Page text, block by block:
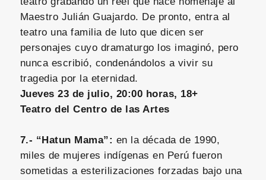
Maestro Julián Guajardo. De pronto, entra al
teatro una familia de luto que dicen ser
personajes cuyo dramaturgo los imaginó, pero
nunca escribió, condenándolos a vivir su
tragedia por la eternidad.
Jueves 23 de julio, 20:00 horas, 18+
Teatro del Centro de las Artes
7.- “Hatun Mama”: en la década de 1990,
miles de mujeres indígenas en Perú fueron
sometidas a esterilizaciones forzadas bajo una